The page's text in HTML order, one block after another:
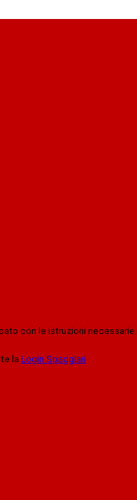
con le istruzioni necessarie.
la Login Spaggiari